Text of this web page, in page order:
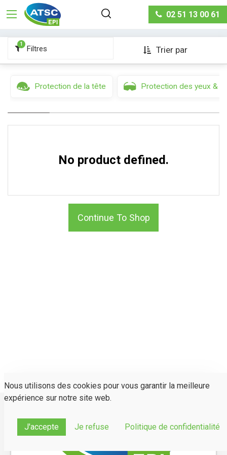
02 51 13 00 61
Protection des mains & des bras
Gants à usage
1
Filtres Trier par
Protection de la tête Protection des yeux &
No product defined.
Continue To Shop
Nous utilisons des cookies pour vous garantir la meilleure
expérience sur notre site web.
J'accepte Je refuse Politique de confidentialité